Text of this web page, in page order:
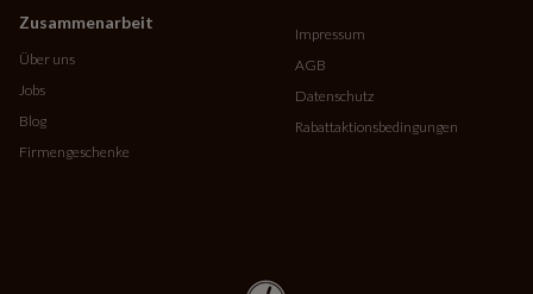
Zusammenarbeit
Über uns
Jobs
Blog
Firmengeschenke
Impressum
AGB
Datenschutz
Rabattaktionsbedingungen